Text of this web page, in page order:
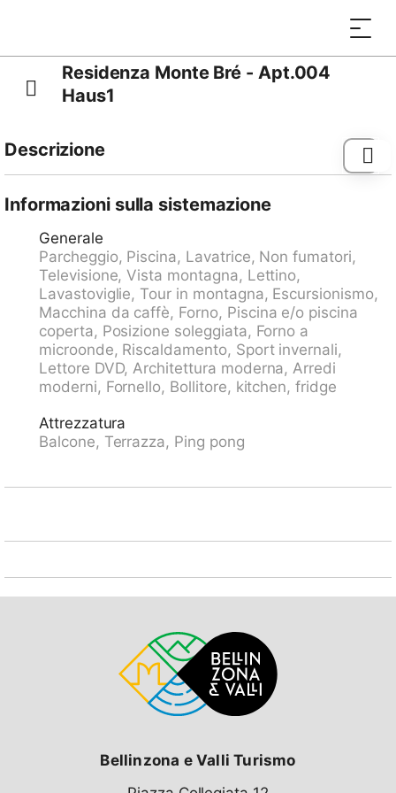
Residenza Monte Bré - Apt.004
Haus1
Descrizione
Mont Bré, si trova la condominio "Residenza Monte
residence. Sopra Lugano, posizione tranquilla,
soleggiata sul pendio, a 5 m dal bosco, a 4.4 km dal
lago, in una strada senza uscita, immerso nel verde. In
comune: piscina ad angolo riscaldata (12 x 4 m,
profondità 154 - 160 cm, disponibilità stagionale:
19.Apr. - 25.Ott.) con scaletta. Doccia esterna, tennis
tavolo, terrazza. Nella casa: riscaldamento
centralizzato, lavatrice (in comune). Accesso fino alla
casa (strada di montagna). Parcheggio (extra) presso
km, fermata bus "Bus Nr. 12" 200 m, stazione
ferroviaria "Lugano SBB/FFS" 7.2 km, lago Lago di
Mercato Ponte Tresa, IT 17 km, Como 40 km. Laghi
Maggiore. Sentieri escursionistici: Monte Tamaro, San
Salvatore-Carona-Parco san Grato, Alpe Vicania-
persone anziane. Ulteriori alloggi prenotabili. La casa
CH6974.102 è situata sullo stesso terreno. Veduta
parziale di Lugano. Funivia "Utoring-Aldesago" a 50m.
Ascensore solo nell'edificio II. Parcheggio esterno
coperto: CHF 10.00/giorno. Parcheggio scoperto: CHF
Informazioni sulla sistemazione
Generale
Parcheggio, Piscina, Lavatrice, Non fumatori,
Televisione, Vista montagna, Lettino,
Lavastoviglie, Tour in montagna, Escursionismo,
Macchina da caffè, Forno, Piscina e/o piscina
coperta, Posizione soleggiata, Forno a
microonde, Riscaldamento, Sport invernali,
Lettore DVD, Architettura moderna, Arredi
moderni, Fornello, Bollitore, kitchen, fridge
Attrezzatura
Balcone, Terrazza, Ping pong
Bellinzona e Valli Turismo